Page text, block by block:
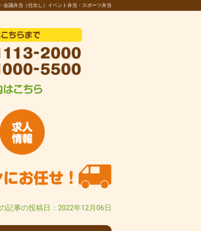
議弁当（仕出し）イベント弁当・スポーツ弁当
記事の投稿日：2022年12月06日